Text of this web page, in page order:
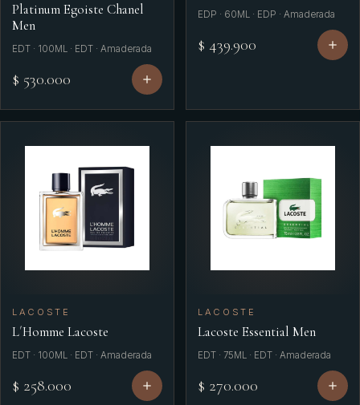
Platinum Egoiste Chanel
Men
EDT · 100ML · EDT · Amaderada
$ 530.000
EDP · 60ML · EDP · Amaderada
$ 439.900
LACOSTE
L´Homme Lacoste
EDT · 100ML · EDT · Amaderada
$ 258.000
LACOSTE
Lacoste Essential Men
EDT · 75ML · EDT · Amaderada
$ 270.000